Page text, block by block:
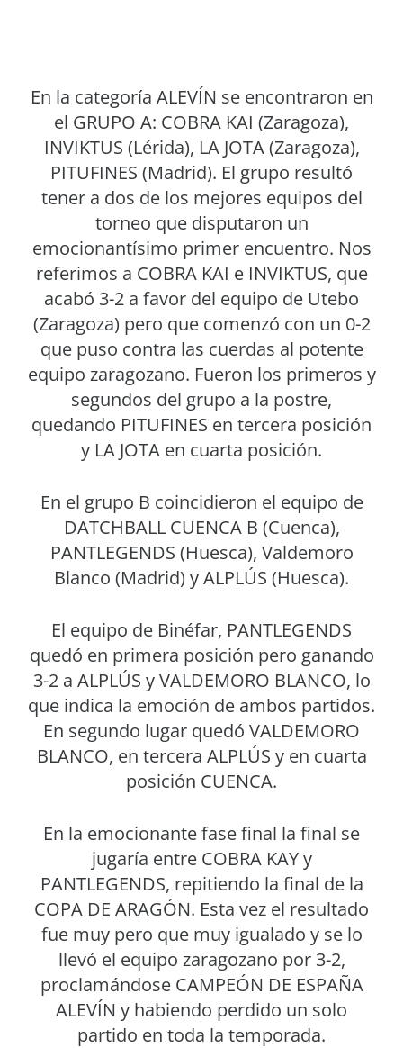
En la categoría ALEVÍN se encontraron en
el GRUPO A: COBRA KAI (Zaragoza),
INVIKTUS (Lérida), LA JOTA (Zaragoza),
PITUFINES (Madrid). El grupo resultó
tener a dos de los mejores equipos del
torneo que disputaron un
emocionantísimo primer encuentro. Nos
referimos a COBRA KAI e INVIKTUS, que
acabó 3-2 a favor del equipo de Utebo
(Zaragoza) pero que comenzó con un 0-2
que puso contra las cuerdas al potente
equipo zaragozano. Fueron los primeros y
segundos del grupo a la postre,
quedando PITUFINES en tercera posición
y LA JOTA en cuarta posición.
En el grupo B coincidieron el equipo de
DATCHBALL CUENCA B (Cuenca),
PANTLEGENDS (Huesca), Valdemoro
Blanco (Madrid) y ALPLÚS (Huesca).
El equipo de Binéfar, PANTLEGENDS
quedó en primera posición pero ganando
3-2 a ALPLÚS y VALDEMORO BLANCO, lo
que indica la emoción de ambos partidos.
En segundo lugar quedó VALDEMORO
BLANCO, en tercera ALPLÚS y en cuarta
posición CUENCA.
En la emocionante fase final la final se
jugaría entre COBRA KAY y
PANTLEGENDS, repitiendo la final de la
COPA DE ARAGÓN. Esta vez el resultado
fue muy pero que muy igualado y se lo
llevó el equipo zaragozano por 3-2,
proclamándose CAMPEÓN DE ESPAÑA
ALEVÍN y habiendo perdido un solo
partido en toda la temporada.